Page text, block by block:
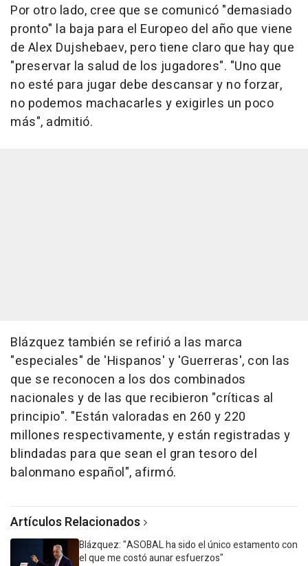
Por otro lado, cree que se comunicó "demasiado
pronto" la baja para el Europeo del año que viene
de Alex Dujshebaev, pero tiene claro que hay que
"preservar la salud de los jugadores". "Uno que
no esté para jugar debe descansar y no forzar,
no podemos machacarles y exigirles un poco
más", admitió.
Blázquez también se refirió a las marca
"especiales" de 'Hispanos' y 'Guerreras', con las
que se reconocen a los dos combinados
nacionales y de las que recibieron "críticas al
principio". "Están valoradas en 260 y 220
millones respectivamente, y están registradas y
blindadas para que sean el gran tesoro del
balonmano español", afirmó.
Artículos Relacionados
Blázquez: "ASOBAL ha sido el único estamento con
el que me costó aunar esfuerzos"